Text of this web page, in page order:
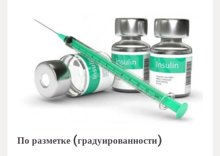
По разметке (градуированности)